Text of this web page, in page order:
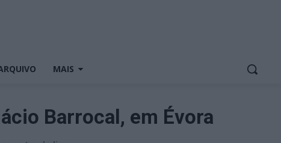
MAIS
Barrocal, em Évora